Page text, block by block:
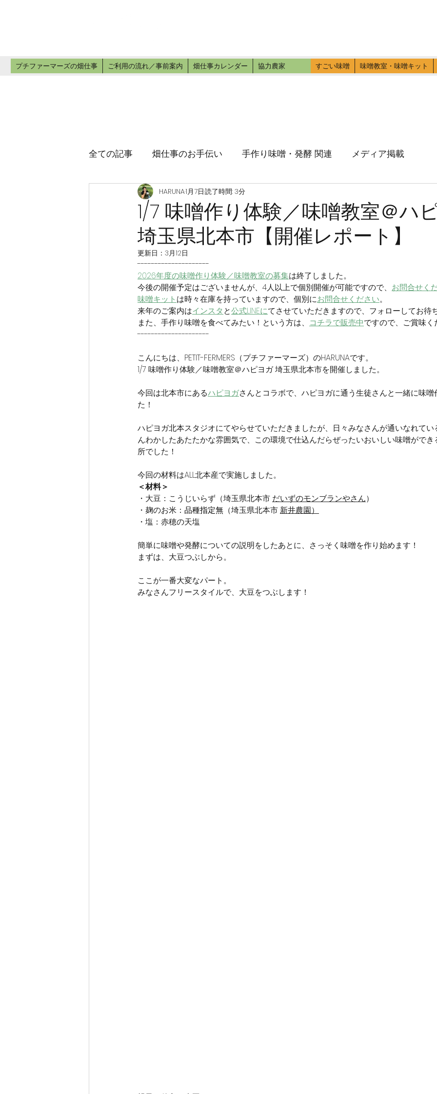
プチファーマーズの畑仕事 ご利用の流れ／事前案内 畑仕事カレンダー 協力農家 すごい味噌 味噌教室・味噌キット
全ての記事 畑仕事のお手伝い 手作り味噌・発酵 関連 メディア掲載
1/7 味噌作り体験／味噌教室＠ハ
埼玉県北本市【開催レポート】
HARUNA1月7日読了時間: 3分
更新日： 3月12日
---------------------
2026年度の味噌作り体験／味噌教室の募集は終了しました。
今後の開催予定はございませんが、 4人以上で個別開催が可能ですので、 お問合せく
味噌キット は時々在庫を持っていますので、個別にお問合せください。
来年のご案内はインスタ と公式LINEにてさせていただきますので、フォローしてお待
また、手作り味噌を食べてみたい！という方は、 コチラで販売中ですので、ご賞味く
---------------------
こんにちは、PETIT-FERMERS（プチファーマーズ）のHARUNAです。
1/7 味噌作り体験／味噌教室＠ハピヨガ 埼玉県北本市を開催しました。
今回は北本市にあるハピヨガさんとコラボで、ハピヨガに通う生徒さんと一緒に味噌
た！
ハピヨガ北本スタジオにてやらせていただきましたが、日々みなさんが通いなれてい
んわかしたあたたかな雰囲気で、この環境で仕込んだらぜったいおいしい味噌がで
所でした！
今回の材料はALL北本産で実施しました。
＜材料＞
・ 大豆：こうじいらず（埼玉県北本市 だいずのモンブランやさん）
・麹のお米： 品種指定無 （埼玉県北本市 新井農園）
・塩：赤穂の天塩
簡単に味噌や発酵についての説明をしたあとに、さっそく味噌を作り始めます！
まずは、大豆つぶしから。
ここが一番大変なパート。
みなさんフリースタイルで、大豆をつぶします！